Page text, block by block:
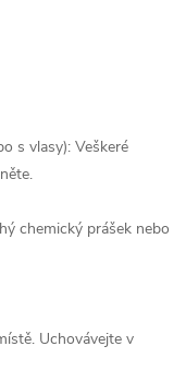
s vlasy): Veškeré
chemický prášek nebo
Uchovávejte v